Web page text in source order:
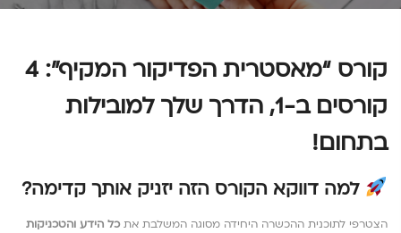
קורס “מאסטרית הפדיקור המקיף”: 4
קורסים ב-1, הדרך שלך למובילות
בתחום!
למה דווקא הקורס הזה יזניק אותך קדימה?
הצטרפי לתוכנית ההכשרה היחידה מסוגה המשלבת אתכל הידע והטכניקות